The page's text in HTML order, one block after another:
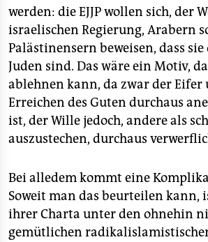
werden: die EJJP wollen sich, der
israelischen Regierung, Arabern
Palästinensern beweisen, dass sie
Juden sind. Das wäre ein Motiv,
ablehnen kann, da zwar der Eifer
Erreichen des Guten durchaus
ist, der Wille jedoch, andere als
auszustechen, durchaus
Bei alledem kommt eine
Soweit man das beurteilen kann,
ihrer Charta unter den ohnehin
gemütlichen